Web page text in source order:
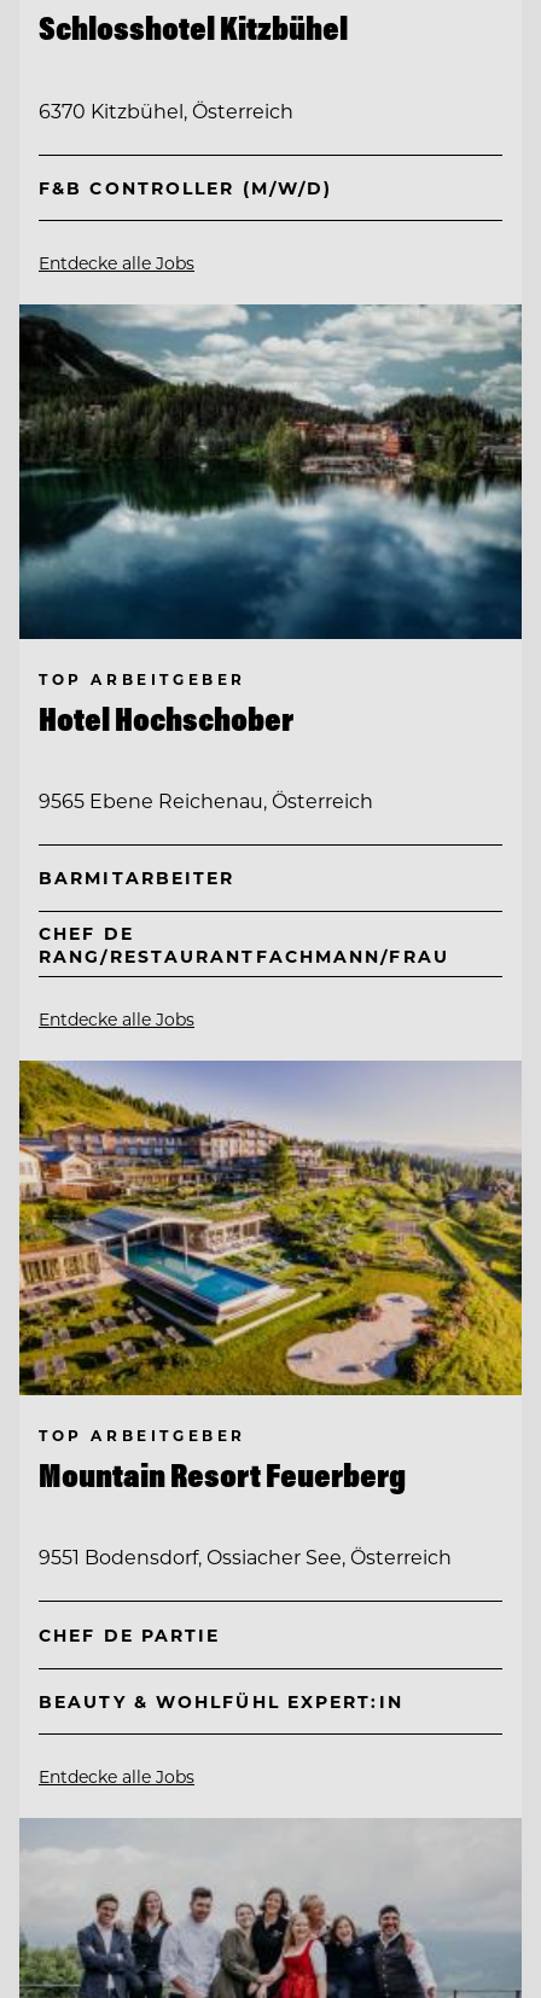
Schlosshotel Kitzbühel
6370 Kitzbühel, Österreich
F&B CONTROLLER (M/W/D)
Entdecke alle Jobs
TOP ARBEITGEBER
Hotel Hochschober
9565 Ebene Reichenau, Österreich
BARMITARBEITER
CHEF DE
RANG/RESTAURANTFACHMANN/FRAU
Entdecke alle Jobs
TOP ARBEITGEBER
Mountain Resort Feuerberg
9551 Bodensdorf, Ossiacher See, Österreich
CHEF DE PARTIE
BEAUTY & WOHLFÜHL EXPERT:IN
Entdecke alle Jobs